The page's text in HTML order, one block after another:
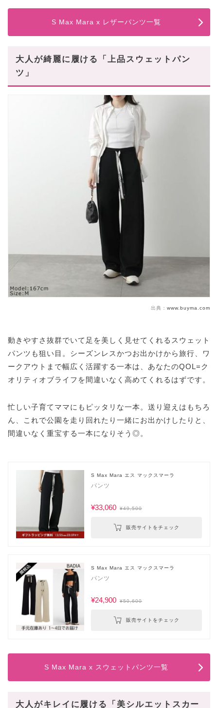
S Max Mara x レザーパンツ一覧
大人が綺麗に履ける「上品スウェットパン
ツ」
出典： www.buyma.com
動きやすさ抜群でいて足を美しく見せてくれるスウェット
パンツも狙い目。シーズンレスかつお出かけから旅行、ワ
ークアウトまで幅広く活躍する一本は、あなたのQOL=ク
オリティオブライフを間違いなく高めてくれるはずです。
忙しい子育てママにもピッタリな一本。送り迎えはもちろ
ん、これで公園を走り回れたり一緒にお出かけしたりと、
間違いなく重宝する一本になりそう◎。
S Max Mara エス マックスマーラ
パンツ
¥33,060 ¥49,500
販売サイトをチェック
S Max Mara エス マックスマーラ
パンツ
¥24,900 ¥50,600
販売サイトをチェック
S Max Mara x スウェットパンツ一覧
大人がキレイに履ける「美シルエットスカー